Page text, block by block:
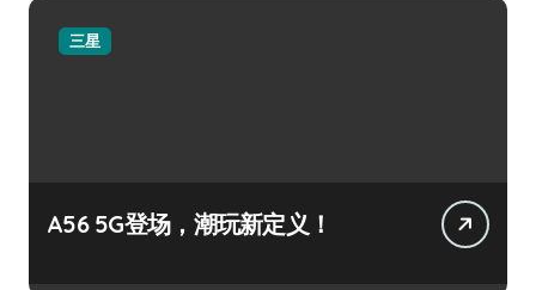
三星
A56 5G登场，潮玩新定义！